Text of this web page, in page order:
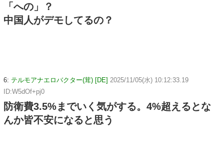
「への」？
中国人がデモしてるの？
6: テルモアナエロバクター(茸) [DE] 2025/11/05(水) 10:12:33.19
ID:W5dOf+pj0
防衛費3.5%までいく気がする。4%超えるとな
んか皆不安になると思う